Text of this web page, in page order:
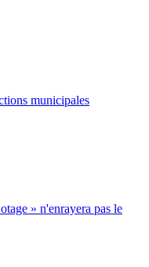
municipales
» n'enrayera pas le